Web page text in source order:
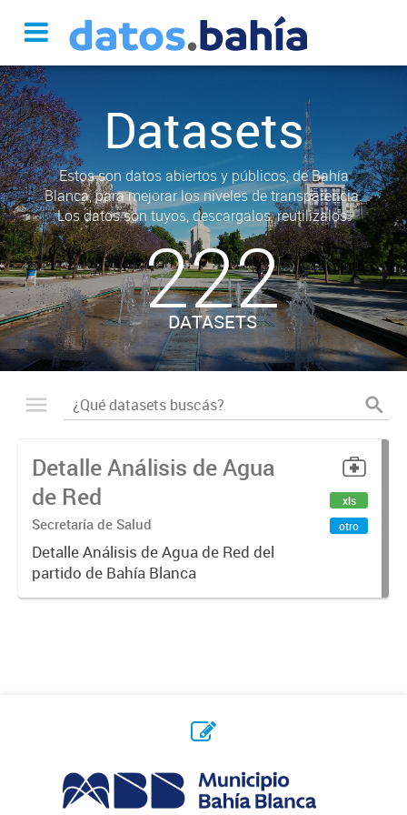
Datasets
Estos son datos abiertos y públicos, de Bahía
Blanca, para mejorar los niveles de transparencia.
Los datos son tuyos, descargalos, reutilizalos.
222
DATASETS
Detalle Análisis de Agua
de Red
Secretaría de Salud
Detalle Análisis de Agua de Red del
partido de Bahía Blanca
xls
otro